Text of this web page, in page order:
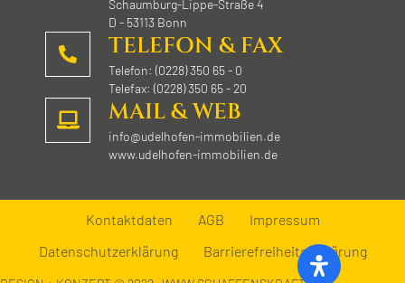
Schaumburg-Lippe-Straße 4
D - 53113 Bonn
TELEFON & FAX
Telefon: (0228) 350 65 - 0
Telefax: (0228) 350 65 - 20
MAIL & WEB
info@udelhofen-immobilien.de
www.udelhofen-immobilien.de
Kontaktdaten AGB
Impressum
Datenschutzerklärung
Barrierefreiheitserklärung